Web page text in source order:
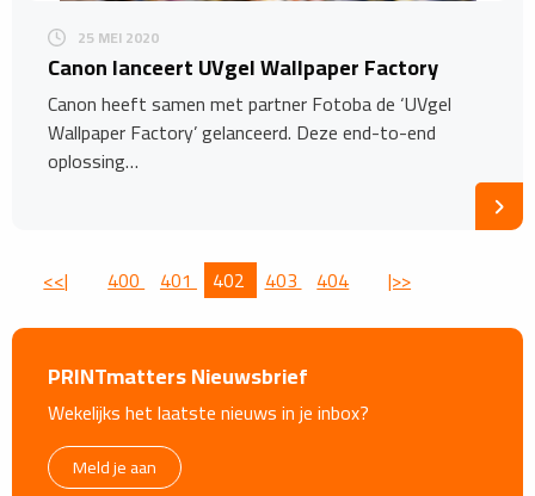
25 MEI 2020
Canon lanceert UVgel Wallpaper Factory
Canon heeft samen met partner Fotoba de ‘UVgel
Wallpaper Factory’ gelanceerd. Deze end-to-end
oplossing…
<<| 400 401 402 403 404 |>>
PRINTmatters Nieuwsbrief
Wekelijks het laatste nieuws in je inbox?
Meld je aan